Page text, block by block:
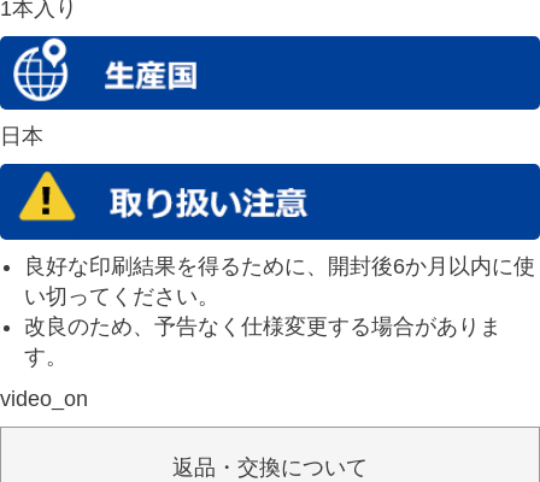
1本入り
日本
良好な印刷結果を得るために、開封後6か月以内に使
い切ってください。
改良のため、予告なく仕様変更する場合がありま
す。
video_on
返品・交換について